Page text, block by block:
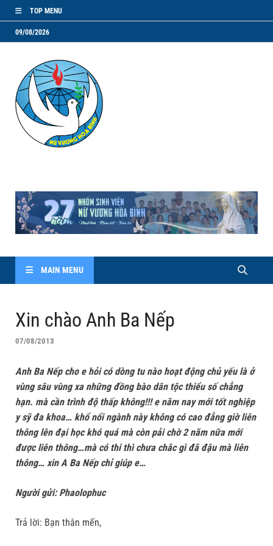
TOP MENU
09/08/2026
MAIN MENU
Xin chào Anh Ba Nếp
07/08/2013
Anh Ba Nếp cho e hỏi có dòng tu nào hoạt động chủ yếu là ở
vùng sâu vùng xa những đồng bào dân tộc thiểu số chẳng
hạn. mà cần trình độ thấp không!!! e năm nay mới tốt nghiệp
y sỹ đa khoa… khổ nổi ngành này không có cao đẳng giờ liên
thông lên đại học khó quá mà còn pải chờ 2 năm nữa mới
được liên thông…mà có thi thì chưa chắc gì đã đậu mà liên
thông… xin A Ba Nếp chỉ giúp e…
Người gửi: Phaolophuc
Trả lời: Bạn thân mến,